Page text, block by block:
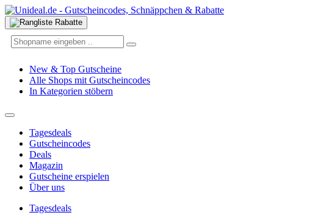
New & Top Gutscheine
Alle Shops mit Gutscheincodes
In Kategorien stöbern
Tagesdeals
Gutscheincodes
Deals
Magazin
Gutscheine erspielen
Über uns
Tagesdeals